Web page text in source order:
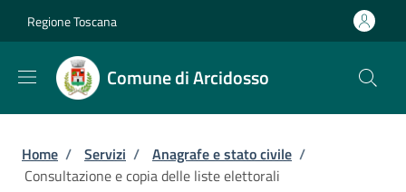
Regione Toscana
Comune di Arcidosso
Briciole di pane
Home / Servizi / Anagrafe e stato civile /
Consultazione e copia delle liste elettorali